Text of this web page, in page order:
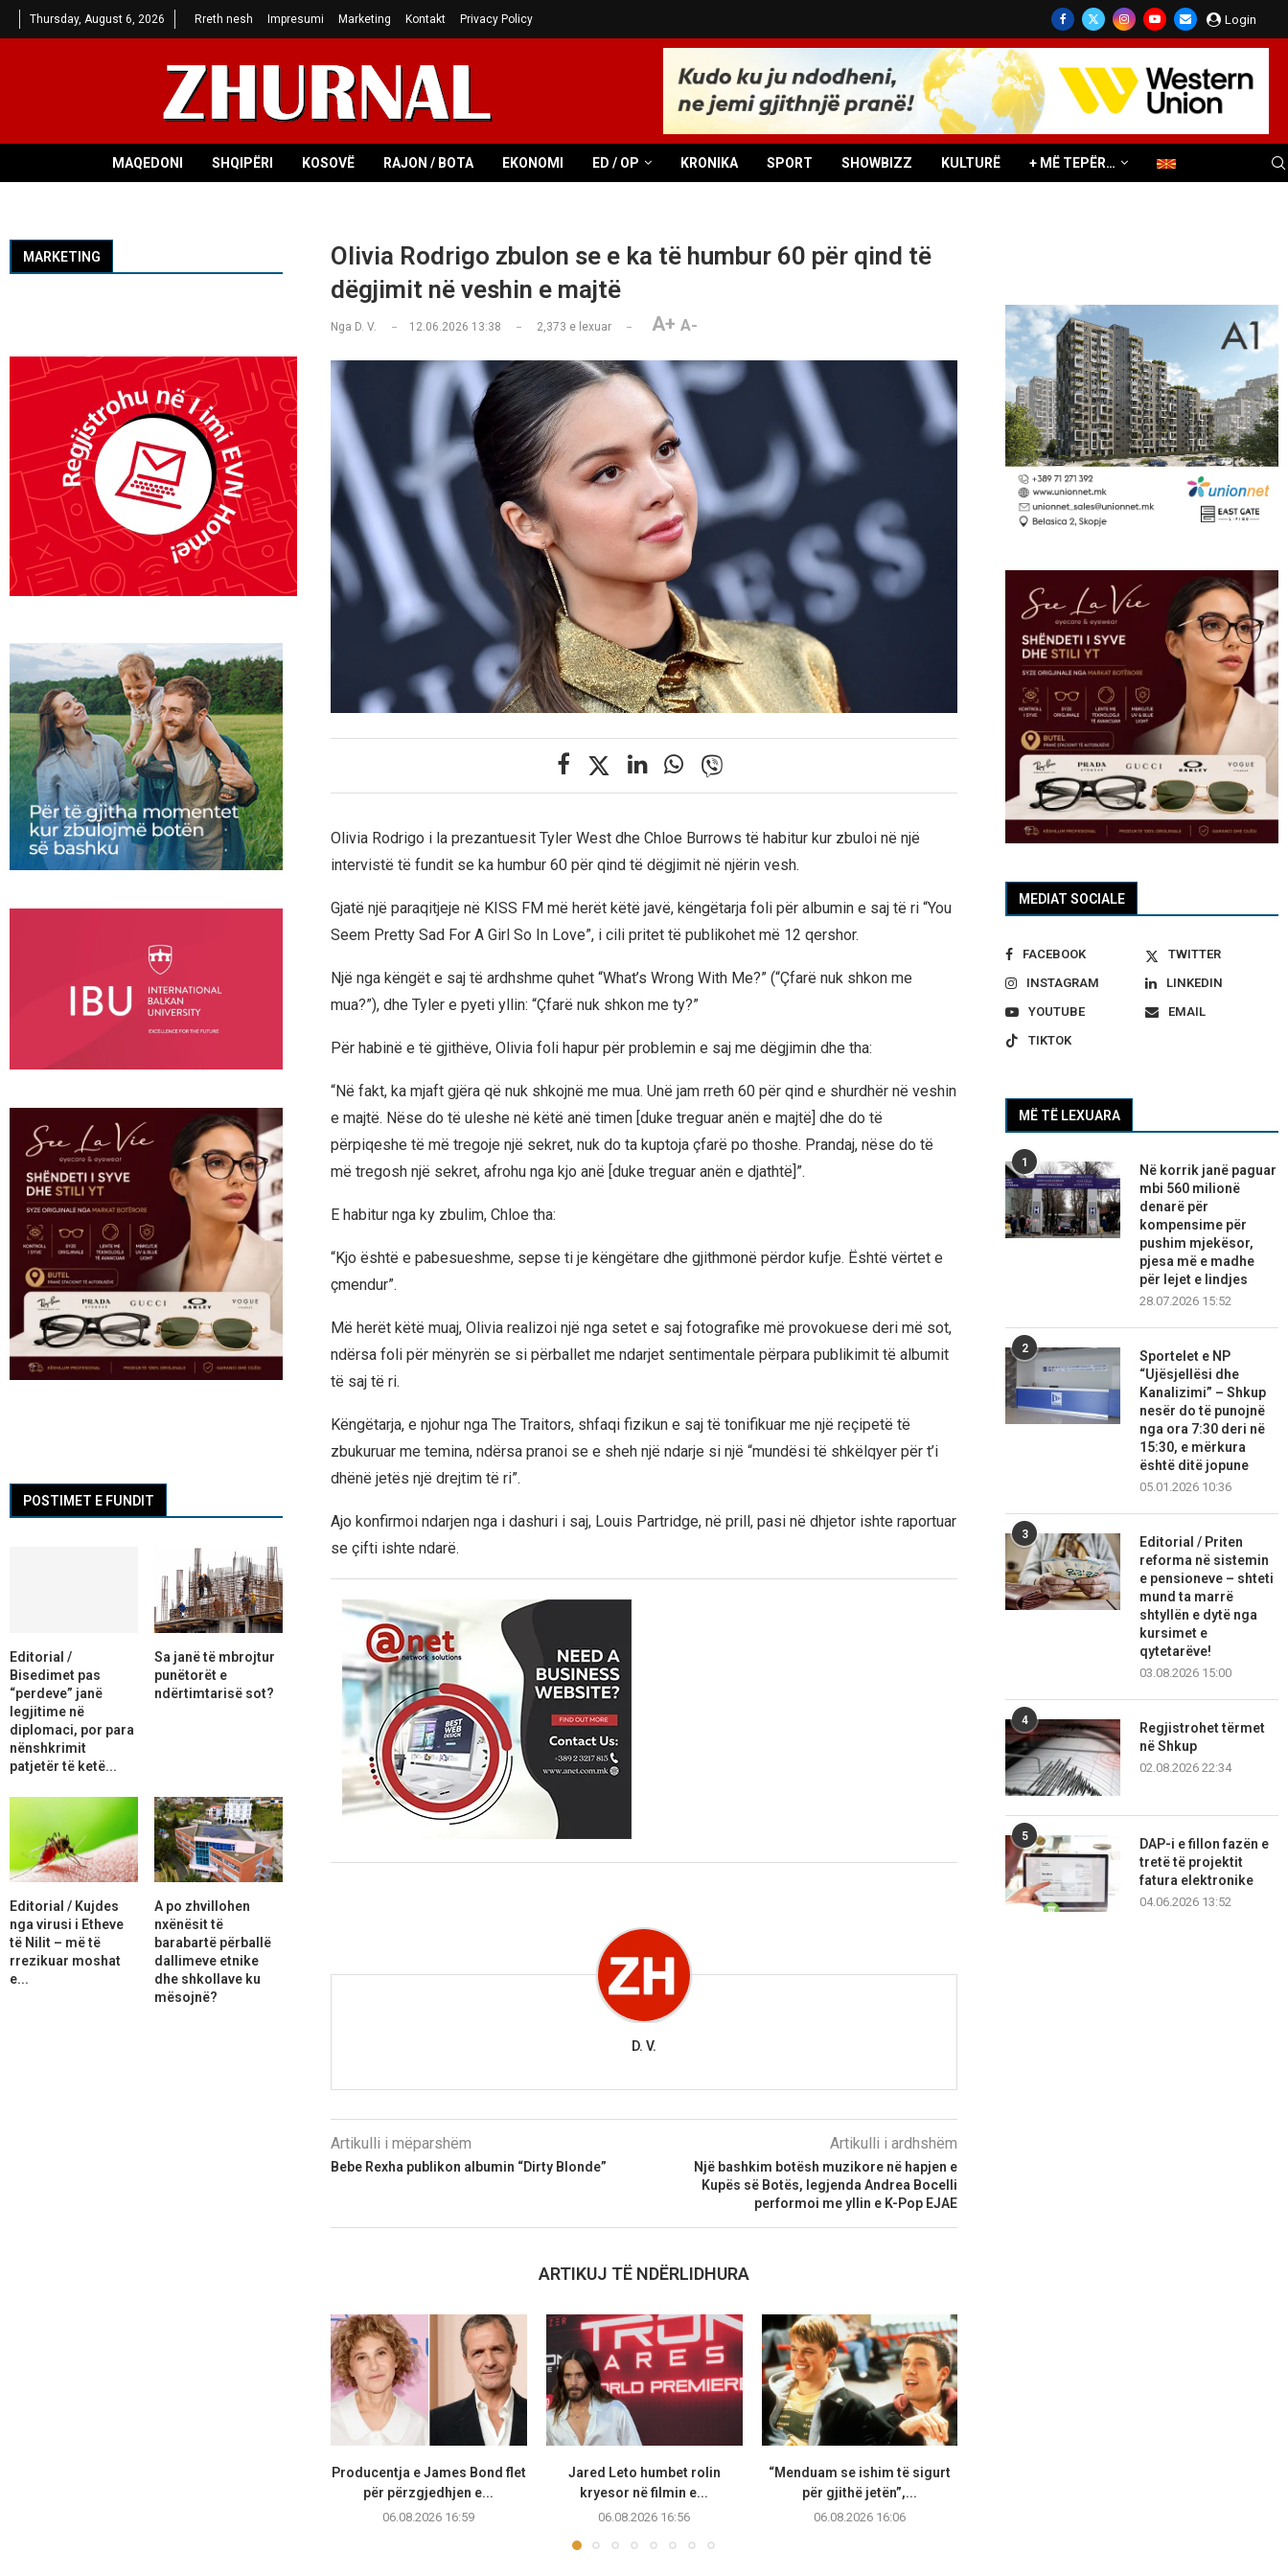
Thursday, August 6, 2026 Rreth nesh Impresumi Marketing Kontakt Privacy Policy Login
MAQEDONI SHQIPËRI KOSOVË RAJON / BOTA EKONOMI ED / OP KRONIKA SPORT SHOWBIZZ KULTURË + MË TEPËR…
Olivia Rodrigo zbulon se e ka të humbur 60 për qind të
dëgjimit në veshin e majtë
Nga D. V. 12.06.2026 13:38 2,373 e lexuar A+ A-
Olivia Rodrigo i la prezantuesit Tyler West dhe Chloe Burrows të habitur kur zbuloi në një
intervistë të fundit se ka humbur 60 për qind të dëgjimit në njërin vesh.
Gjatë një paraqitjeje në KISS FM më herët këtë javë, këngëtarja foli për albumin e saj të ri “You
Seem Pretty Sad For A Girl So In Love”, i cili pritet të publikohet më 12 qershor.
Një nga këngët e saj të ardhshme quhet “What’s Wrong With Me?” (“Çfarë nuk shkon me
mua?”), dhe Tyler e pyeti yllin: “Çfarë nuk shkon me ty?”
Për habinë e të gjithëve, Olivia foli hapur për problemin e saj me dëgjimin dhe tha:
“Në fakt, ka mjaft gjëra që nuk shkojnë me mua. Unë jam rreth 60 për qind e shurdhër në veshin
e majtë. Nëse do të uleshe në këtë anë timen [duke treguar anën e majtë] dhe do të
përpiqeshe të më tregoje një sekret, nuk do ta kuptoja çfarë po thoshe. Prandaj, nëse do të
më tregosh një sekret, afrohu nga kjo anë [duke treguar anën e djathtë]”.
E habitur nga ky zbulim, Chloe tha:
“Kjo është e pabesueshme, sepse ti je këngëtare dhe gjithmonë përdor kufje. Është vërtet e
çmendur”.
Më herët këtë muaj, Olivia realizoi një nga setet e saj fotografike më provokuese deri më sot,
ndërsa foli për mënyrën se si përballet me ndarjet sentimentale përpara publikimit të albumit
të saj të ri.
Këngëtarja, e njohur nga The Traitors, shfaqi fizikun e saj të tonifikuar me një reçipetë të
zbukuruar me temina, ndërsa pranoi se e sheh një ndarje si një “mundësi të shkëlqyer për t’i
dhënë jetës një drejtim të ri”.
Ajo konfirmoi ndarjen nga i dashuri i saj, Louis Partridge, në prill, pasi në dhjetor ishte raportuar
se çifti ishte ndarë.
D. V.
Artikulli i mëparshëm
Bebe Rexha publikon albumin “Dirty Blonde”
Artikulli i ardhshëm
Një bashkim botësh muzikore në hapjen e
Kupës së Botës, legjenda Andrea Bocelli
performoi me yllin e K-Pop EJAE
ARTIKUJ TË NDËRLIDHURA
Producentja e James Bond flet
për përzgjedhjen e...
06.08.2026 16:59
Jared Leto humbet rolin
kryesor në filmin e...
06.08.2026 16:56
“Menduam se ishim të sigurt
për gjithë jetën”,...
06.08.2026 16:06
MEDIAT SOCIALE
FACEBOOK
TWITTER
INSTAGRAM
LINKEDIN
YOUTUBE
EMAIL
TIKTOK
MË TË LEXUARA
1
Në korrik janë paguar
mbi 560 milionë
denarë për
kompensime për
pushim mjekësor,
pjesa më e madhe
për lejet e lindjes
28.07.2026 15:52
2
Sportelet e NP
“Ujësjellësi dhe
Kanalizimi” – Shkup
nesër do të punojnë
nga ora 7:30 deri në
15:30, e mërkura
është ditë jopune
05.01.2026 10:36
3
Editorial / Priten
reforma në sistemin
e pensioneve – shteti
mund ta marrë
shtyllën e dytë nga
kursimet e
qytetarëve!
03.08.2026 15:00
4
Regjistrohet tërmet
në Shkup
02.08.2026 22:34
5
DAP-i e fillon fazën e
tretë të projektit
fatura elektronike
04.06.2026 13:52
MARKETING
POSTIMET E FUNDIT
Editorial /
Bisedimet pas
“perdeve” janë
legjitime në
diplomaci, por para
nënshkrimit
patjetër të ketë...
Sa janë të mbrojtur
punëtorët e
ndërtimtarisë sot?
Editorial / Kujdes
nga virusi i Etheve
të Nilit – më të
rrezikuar moshat
e...
A po zhvillohen
nxënësit të
barabartë përballë
dallimeve etnike
dhe shkollave ku
mësojnë?